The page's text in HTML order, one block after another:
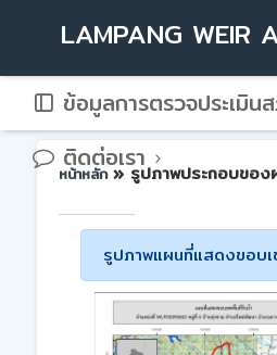
LAMPANG WEIR
ข้อมูลการตรวจประเมิน
ติดต่อเรา
หน้าหลัก » รูปภาพประกอบขอ
รูปภาพแผนที่แสดงขอบ